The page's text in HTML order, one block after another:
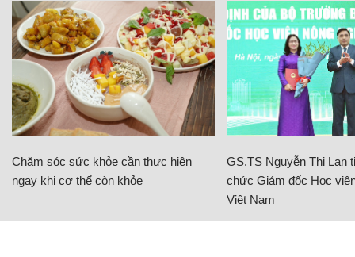
Chăm sóc sức khỏe cần thực hiện
ngay khi cơ thể còn khỏe
GS.TS Nguyễn Thị Lan
chức Giám đốc Học
Việt Nam